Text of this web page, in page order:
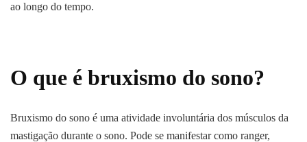
ao longo do tempo.
O que é bruxismo do sono?
Bruxismo do sono é uma atividade involuntária dos músculos da
mastigação durante o sono. Pode se manifestar como ranger,